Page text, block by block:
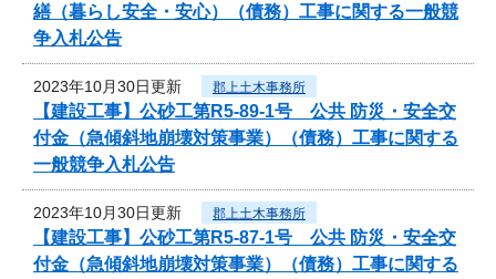
繕（暮らし安全・安心）（債務）工事に関する一般競
争入札公告
2023年10月30日更新 郡上土木事務所
【建設工事】公砂工第R5-89-1号 公共 防災・安全交
付金（急傾斜地崩壊対策事業）（債務）工事に関する
一般競争入札公告
2023年10月30日更新 郡上土木事務所
【建設工事】公砂工第R5-87-1号 公共 防災・安全交
付金（急傾斜地崩壊対策事業）（債務）工事に関する